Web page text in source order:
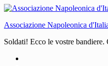
Associazione Napoleonica
Soldati! Ecco le vostre